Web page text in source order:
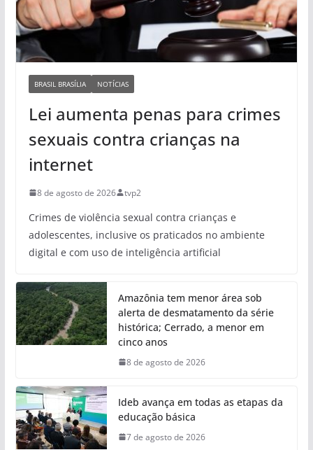
BRASIL BRASÍLIA NOTÍCIAS
Lei aumenta penas para crimes
sexuais contra crianças na
internet
8 de agosto de 2026 tvp2
Crimes de violência sexual contra crianças e
adolescentes, inclusive os praticados no ambiente
digital e com uso de inteligência artificial
Amazônia tem menor área sob
alerta de desmatamento da série
histórica; Cerrado, a menor em
cinco anos
8 de agosto de 2026
Ideb avança em todas as etapas da
educação básica
7 de agosto de 2026